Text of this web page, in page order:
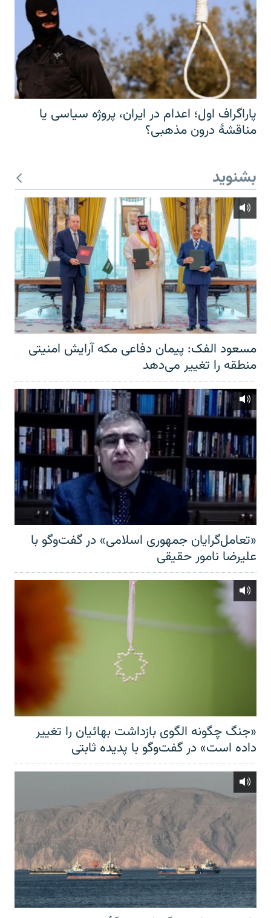
پاراگراف اول؛ اعدام در ایران، پروژه سیاسی یا
مناقشهٔ درون مذهبی؟
بشنوید
مسعود الفک: پیمان دفاعی مکه آرایش امنیتی
منطقه را تغییر می‌دهد
«تعامل‌گرایان جمهوری اسلامی» در گفت‌وگو با
علیرضا نامور حقیقی
«جنگ چگونه الگوی بازداشت بهائیان را تغییر
داده است» در گفت‌وگو با پدیده ثابتی